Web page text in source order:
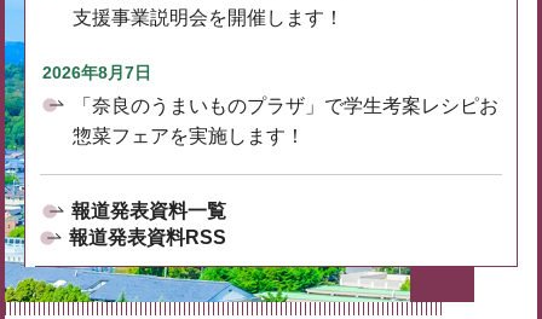
支援事業説明会を開催します！
2026年8月7日
「奈良のうまいものプラザ」で学生考案レシピお
惣菜フェアを実施します！
報道発表資料一覧
報道発表資料RSS